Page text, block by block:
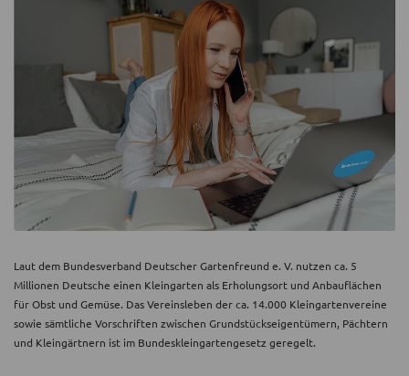
Laut dem Bundesverband Deutscher Gartenfreund e. V. nutzen ca. 5
Millionen Deutsche einen Kleingarten als Erholungsort und Anbauflächen
für Obst und Gemüse. Das Vereinsleben der ca. 14.000 Kleingartenvereine
sowie sämtliche Vorschriften zwischen Grundstückseigentümern, Pächtern
und Kleingärtnern ist im Bundeskleingartengesetz geregelt.